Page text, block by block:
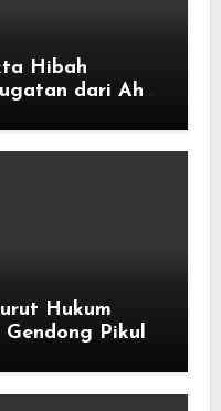
Hibah
dari Ahli
Hukum
Pikul